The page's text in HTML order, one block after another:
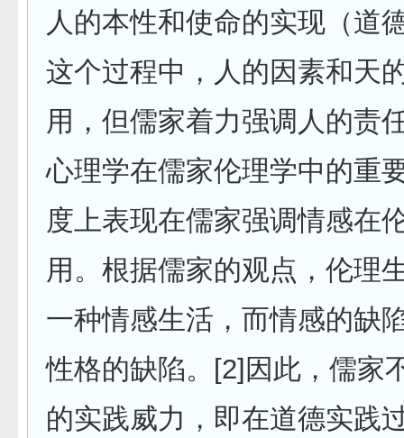
人的本性和使命的实现（道
这个过程中，人的因素和天
用，但儒家着力强调人的
心理学在儒家伦理学中的重
度上表现在儒家强调情感在
用。根据儒家的观点，伦理
一种情感生活，而情感的缺
性格的缺陷。[2]因此，儒家
的实践威力，即在道德实践